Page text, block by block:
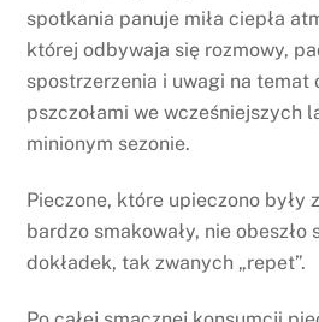
spotkania panuje miła ciepła
której odbywaja się rozmowy,
spostrzerzenia i uwagi na temat
pszczołami we wcześniejszych
minionym sezonie.
Pieczone, które upieczono były
bardzo smakowały, nie obeszło
dokładek, tak zwanych „repet”.